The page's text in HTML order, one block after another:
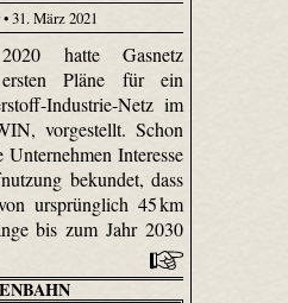
31. März 2021
hatte Gasnetz
Pläne für ein
Industrie-Netz im
vorgestellt. Schon
Interesse
bekundet, dass
ursprünglich 45 km
bis zum Jahr 2030